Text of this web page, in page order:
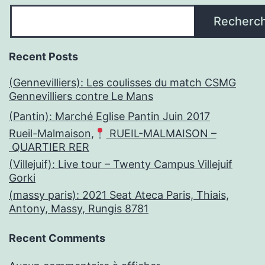
Recent Posts
(Gennevilliers): Les coulisses du match CSMG
Gennevilliers contre Le Mans
(Pantin): Marché Eglise Pantin Juin 2017
Rueil-Malmaison,
RUEIL-MALMAISON –
QUARTIER RER
(Villejuif): Live tour – Twenty Campus Villejuif
Gorki
(massy paris): 2021 Seat Ateca Paris, Thiais,
Antony, Massy, Rungis 8781
Recent Comments